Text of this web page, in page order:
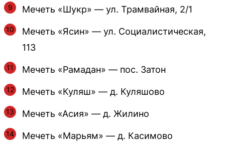
Мечеть «Шукр» — ул. Трамвайная, 2/1
Мечеть «Ясин» — ул. Социалистическая,
113
Мечеть «Рамадан» — пос. Затон
Мечеть «Куляш» — д. Куляшово
Мечеть «Асия» — д. Жилино
Мечеть «Марьям» — д. Касимово